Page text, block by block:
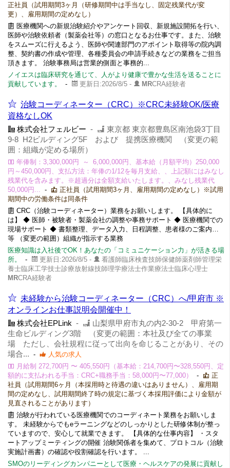
正社員（試用期間3ヶ月（研修期間中は手当なし、固定残業代が変
更）、雇用期間の定めなし）
医療機関への新規治験紹介やアンケート回収、新規施設開拓を行い、
医師や治験依頼者（製薬会社等）の窓口となるお仕事です。また、治験
をスムーズに行えるよう、医師や関連部門のアポイント取得等の院内調
整、契約書の作成や管理、各種委員会の申請手続きなどの業務をご担当
頂きます。 治験事務局は営業的側面と事務的...
ノイエスは臨床研究を通じて、人がより健康で豊かな生活を送ることに
貢献しています。
- 更新日:2026/8/5 - MRCRA経験者
治験コーディネーター（CRC）※CRC未経験OK/医療
資格なしOK
株式会社フェルビー -
東京都 東京都豊島区南池袋3丁目
9-8 H2ビルディング5F および 提携医療機関 （変更の範
囲：組織が定める場所）
年俸制：3,300,000円 ～ 6,000,000円、基本給（月額平均）250,000
円～450,000円、支払方法：年俸の1/12を毎月支給、、上記額にはみなし
残業代を含みます。※超過分は全額支給いたします。、みなし残業代
50,000円...
-
正社員（試用期間3ヶ月、雇用期間の定めなし）※試用
期間中の労働条件は同条件
CRC（治験コーディネーター）業務をお願いします。 【具体的に
は】 ◆ 医師・被験者・製薬会社の調整や事務サポート ◆ 医療機関での
現場サポート ◆ 書類整理、データ入力、日程調整、患者様のご案内…
等 （変更の範囲）組織が指示する業務
医療知識は入社後でOK！あなたの「コミュニケーション力」が活きる場
所。
- 更新日:2026/8/5 -
看護師臨床検査技師保健師薬剤師管理栄
養士臨床工学技士診療放射線技師理学療法士作業療法士臨床心理士
MRCRA経験者
未経験から治験コーディネーター（CRC）へ/甲府市 ※
オンラインお仕事説明会開催中！
株式会社EPLink -
山梨県甲府市丸の内2-30-2 甲府第一
生命ビルディング3階 （変更の範囲：本社及び全ての事業
場 ただし、会社規程に従って出向を命じることがあり、その
場合... -
人気の求人
月給制 272,700円 〜 405,550円（基本給：214,700円〜328,550円、定
額的に支払われる手当：CRC+職務手当：58,000円〜77,000）
-
正
社員（試用期間6ヶ月（本採用時と待遇の違いはありません）、雇用期
間の定めなし、試用期間終了時の規定に基づく本採用評価により金額が
見直されることがあります）
治験が行われている医療機関でのコーディネート業務をお願いしま
す。 未経験からでもeラーニングなどのしっかりとした研修体制が整っ
ていますので、安心して就業できます。 【具体的な仕事内容】 ・スタ
ートアップミーティングの開催 治験関係者を集めて、プロトコル（治験
実施計画書）の確認や役割確認を行います。 ...
SMOのリーディングカンパニーとして医療・ヘルスケアの発展に貢献し